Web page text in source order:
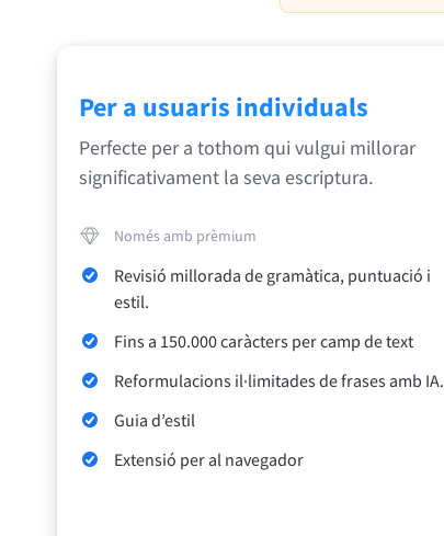
Per a empresesPer a desenvolupadors Blog
Per a usuaris individuals
Perfecte per a tothom qui vulgui millorar
significativament la seva escriptura.
Només amb prèmium
Revisió millorada de gramàtica, puntuació i
estil.
Fins a 150.000 caràcters per camp de text
Reformulacions il·limitades de frases amb IA.
Guia d’estil
Extensió per al navegador